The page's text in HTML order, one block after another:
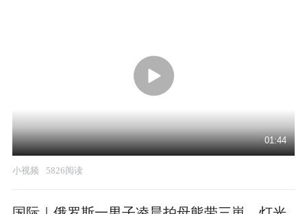
01:44
小视频 5826阅读